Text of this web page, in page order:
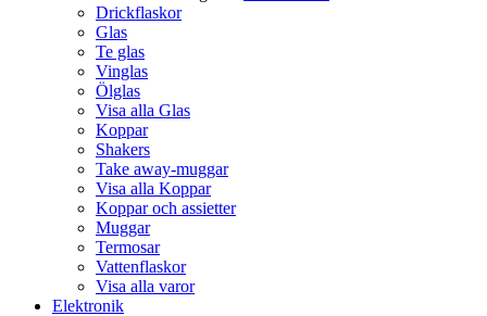
Drickflaskor
Glas
Te glas
Vinglas
Ölglas
Visa alla Glas
Koppar
Shakers
Take away-muggar
Visa alla Koppar
Koppar och assietter
Muggar
Termosar
Vattenflaskor
Visa alla varor
Elektronik